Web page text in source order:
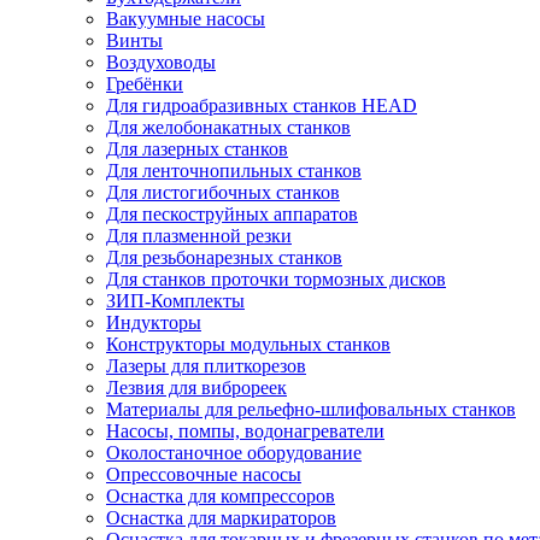
Вакуумные насосы
Винты
Воздуховоды
Гребёнки
Для гидроабразивных станков HEAD
Для желобонакатных станков
Для лазерных станков
Для ленточнопильных станков
Для листогибочных станков
Для пескоструйных аппаратов
Для плазменной резки
Для резьбонарезных станков
Для станков проточки тормозных дисков
ЗИП-Комплекты
Индукторы
Конструкторы модульных станков
Лазеры для плиткорезов
Лезвия для виброреек
Материалы для рельефно-шлифовальных станков
Насосы, помпы, водонагреватели
Околостаночное оборудование
Опрессовочные насосы
Оснастка для компрессоров
Оснастка для маркираторов